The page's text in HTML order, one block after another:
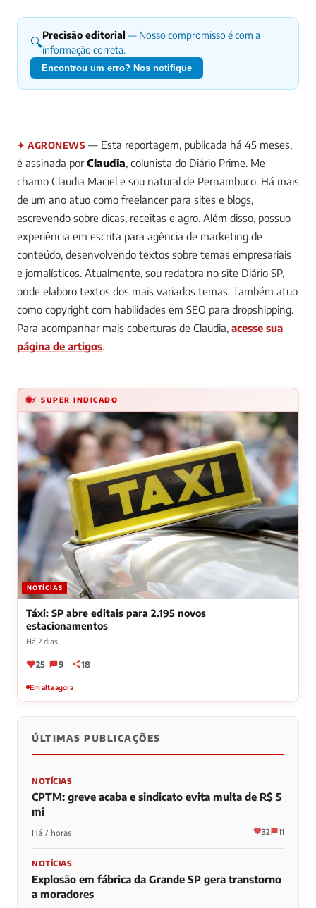
🔍Precisão editorial — Nosso compromisso é com a
informação correta.
Encontrou um erro? Nos notifique
✦ AGRONEWS — Esta reportagem, publicada há 45 meses,
é assinada porClaudia, colunista do Diário Prime. Me
chamo Claudia Maciel e sou natural de Pernambuco. Há mais
de um ano atuo como freelancer para sites e blogs,
escrevendo sobre dicas, receitas e agro. Além disso, possuo
experiência em escrita para agência de marketing de
conteúdo, desenvolvendo textos sobre temas empresariais
e jornalísticos. Atualmente, sou redatora no site Diário SP,
onde elaboro textos dos mais variados temas. Também atuo
como copyright com habilidades em SEO para dropshipping.
Para acompanhar mais coberturas de Claudia, acesse sua
página de artigos.
⚡ SUPER INDICADO
NOTÍCIAS
Táxi: SP abre editais para 2.195 novos
estacionamentos
Há 2 dias
25 9 18
Em alta agora
ÚLTIMAS PUBLICAÇÕES
NOTÍCIAS
CPTM: greve acaba e sindicato evita multa de R$ 5
mi
Há 7 horas 32 11
NOTÍCIAS
Explosão em fábrica da Grande SP gera transtorno
a moradores